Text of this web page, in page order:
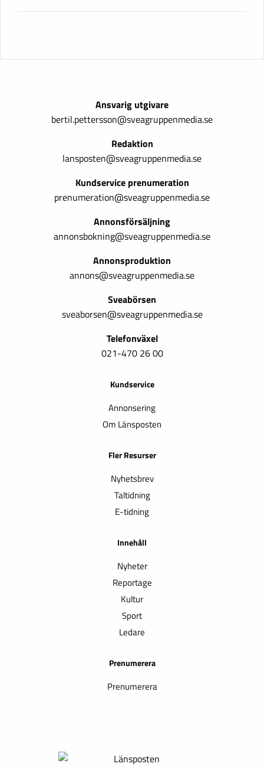
Ansvarig utgivare
bertil.pettersson@sveagruppenmedia.se
Redaktion
lansposten@sveagruppenmedia.se
Kundservice prenumeration
prenumeration@sveagruppenmedia.se
Annonsförsäljning
annonsbokning@sveagruppenmedia.se
Annonsproduktion
annons@sveagruppenmedia.se
Sveabörsen
sveaborsen@sveagruppenmedia.se
Telefonväxel
021-470 26 00
Kundservice
Annonsering
Om Länsposten
Fler Resurser
Nyhetsbrev
Taltidning
E-tidning
Innehåll
Nyheter
Reportage
Kultur
Sport
Ledare
Prenumerera
Prenumerera